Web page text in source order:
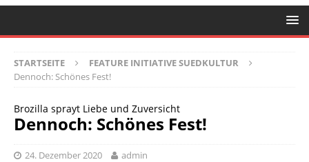
STARTSEITE
FEATURE INITIATIVE SUEDKULTUR
Dennoch: Schönes Fest!
Brozilla sprayt Liebe und Zuversicht
Dennoch: Schönes Fest!
24. Dezember 2020 admin